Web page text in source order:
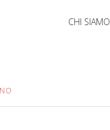
CHI SIAMO